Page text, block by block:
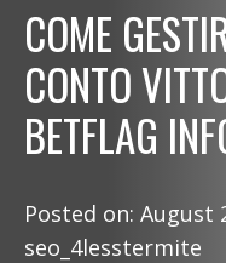
COME
CONTO
BETFLAG
Posted on: August
seo_4lesstermite